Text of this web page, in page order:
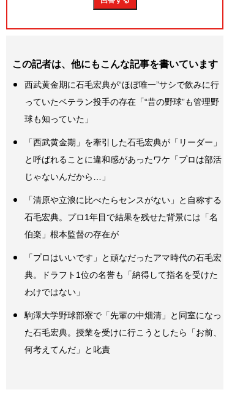
この記者は、他にもこんな記事を書いています
西武黄金期に石毛宏典が“ほぼ唯一”サシで飲みに行
っていたベテラン投手の存在「“昔の野球”も管理野
球も知っていた」
「西武黄金期」を牽引した石毛宏典が「リーダー」
と呼ばれることに違和感があったワケ「プロは部活
じゃないんだから…」
「清原や立浪に比べたらセンスがない」と自称する
石毛宏典。プロ1年目で結果を残せた背景には「名
伯楽」根本監督の存在が
「プロはいいです」と頑なだったアマ時代の石毛宏
典。ドラフト1位の名誉も「納得して指名を受けた
わけではない」
駒澤大学野球部寮で「先輩の中畑清」と同室になっ
た石毛宏典。授業を受けに行こうとしたら「お前、
何考えてんだ」と叱責